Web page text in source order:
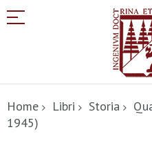
al
contenuto
Home Libri Storia
1945)